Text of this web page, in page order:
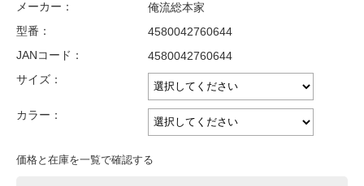
メーカー：
俺流総本家
型番：
4580042760644
JANコード：
4580042760644
サイズ：
カラー：
価格と在庫を一覧で確認する